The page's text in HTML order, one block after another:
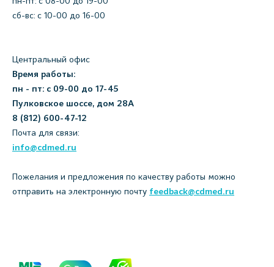
сб-вс: с 10-00 до 16-00
Центральный офис
Время работы:
пн - пт: с 09-00 до 17-45
Пулковское шоссе, дом 28А
8 (812) 600-47-12
Почта для связи:
info@cdmed.ru
Пожелания и предложения по качеству работы можно
отправить на электронную почту feedback@cdmed.ru